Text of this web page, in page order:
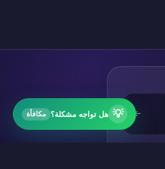
💡 هل تواجه مشكلة؟ مكافأة